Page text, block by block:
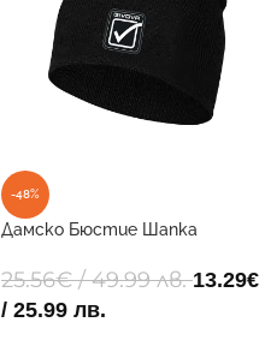
-48%
Дамско Бюстие Шапка
25.56€/ 49.99 лв.13.29€
/ 25.99 лв.